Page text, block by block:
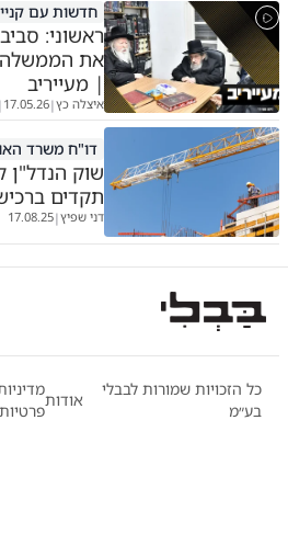
חדשות עם
ראשוני:
את
| מעייריב
איצלה כץ|
17.05.26
|
דו"ח משרד
שוק הנדל"ן
תקדים ברכישת
דני שפיץ|
17.08.25
כל הזכויות שמורות לבבלי
בע״מ
אודות
פרטיות